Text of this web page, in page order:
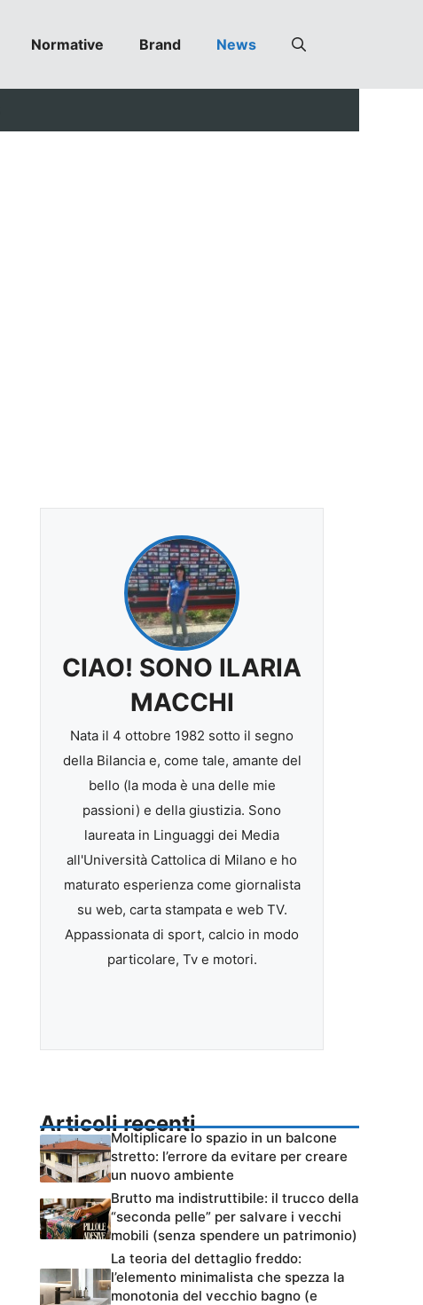
Normative Brand News
CIAO! SONO ILARIA
MACCHI
Nata il 4 ottobre 1982 sotto il segno
della Bilancia e, come tale, amante del
bello (la moda è una delle mie
passioni) e della giustizia. Sono
laureata in Linguaggi dei Media
all'Università Cattolica di Milano e ho
maturato esperienza come giornalista
su web, carta stampata e web TV.
Appassionata di sport, calcio in modo
particolare, Tv e motori.
Articoli recenti
Moltiplicare lo spazio in un balcone
stretto: l’errore da evitare per creare
un nuovo ambiente
Brutto ma indistruttibile: il trucco della
“seconda pelle” per salvare i vecchi
mobili (senza spendere un patrimonio)
La teoria del dettaglio freddo:
l’elemento minimalista che spezza la
monotonia del vecchio bagno (e